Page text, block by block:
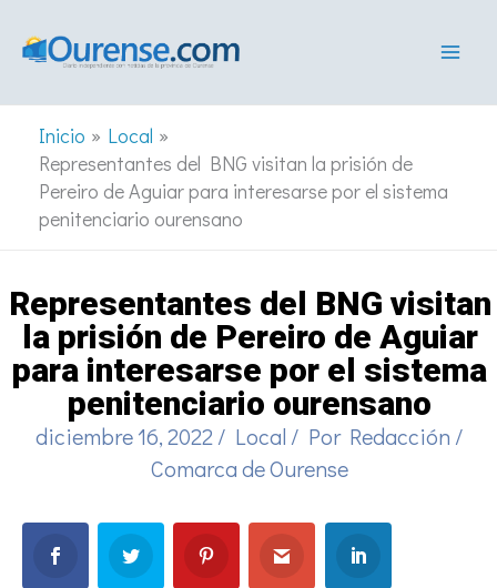
Inicio
Local
Representantes del BNG visitan la prisión de
Pereiro de Aguiar para interesarse por el sistema
penitenciario ourensano
Representantes del BNG visitan
la prisión de Pereiro de Aguiar
para interesarse por el sistema
penitenciario ourensano
diciembre 16, 2022 / Local / Por Redacción /
Comarca de Ourense